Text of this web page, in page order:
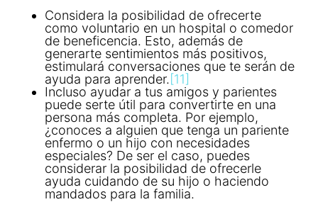
Considera la posibilidad de ofrecerte
como voluntario en un hospital o comedor
de beneficencia. Esto, además de
generarte sentimientos más positivos,
estimulará conversaciones que te serán de
ayuda para aprender. [11]
Incluso ayudar a tus amigos y parientes
puede serte útil para convertirte en una
persona más completa. Por ejemplo,
¿conoces a alguien que tenga un pariente
enfermo o un hijo con necesidades
especiales? De ser el caso, puedes
considerar la posibilidad de ofrecerle
ayuda cuidando de su hijo o haciendo
mandados para la familia.